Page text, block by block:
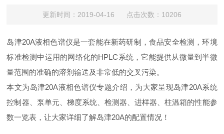
更新时间：2019-04-16 点击次数：10206
岛津20A液相色谱仪是一套能在新药研制，食品安全检测，环境
标准检测中运用的网络化的HPLC系统，它能提供从微量到半微
量范围的准确的溶剂输送及非常低的交叉污染。
本文为岛津20A液相色谱仪专题介绍，为大家呈现岛津20A系统
控制器、泵单元、梯度系统、检测器、进样器、柱温箱的性能参
数一览表，让大家详细了解岛津20A的配置情况！